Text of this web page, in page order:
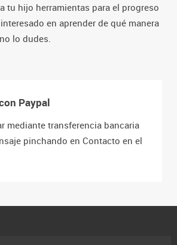
tu hijo herramientas para el progreso
en aprender de qué manera
lo dudes.
Paypal
mediante transferencia bancaria
pinchando en Contacto en el